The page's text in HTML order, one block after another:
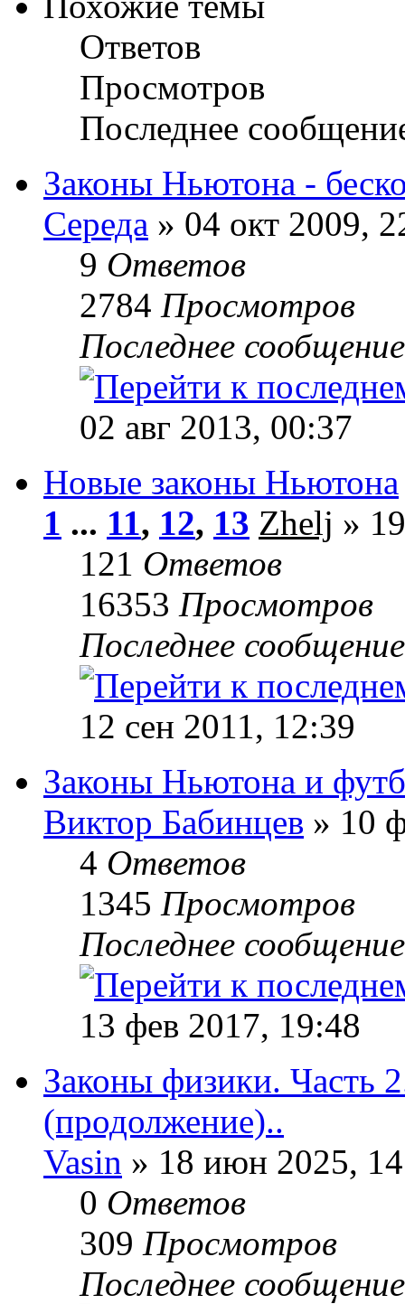
Ответов
Просмотров
Последнее
Законы Ньютона -
Середа » 04 окт 2009,
9 Ответов
2784 Просмотров
Последнее
02 авг 2013, 00:37
Новые законы Ньютона
1 ... 11, 12, 13 Zhelj »
121 Ответов
16353 Просмотров
Последнее
12 сен 2011, 12:39
Законы Ньютона и
Виктор Бабинцев » 10
4 Ответов
1345 Просмотров
Последнее
13 фев 2017, 19:48
Законы физики. Часть
(продолжение)..
Vasin » 18 июн 2025,
0 Ответов
309 Просмотров
Последнее